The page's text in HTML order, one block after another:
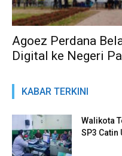
Agoez Perdana
Digital ke Negeri
KABAR TERKINI
Walikota
SP3 Catin